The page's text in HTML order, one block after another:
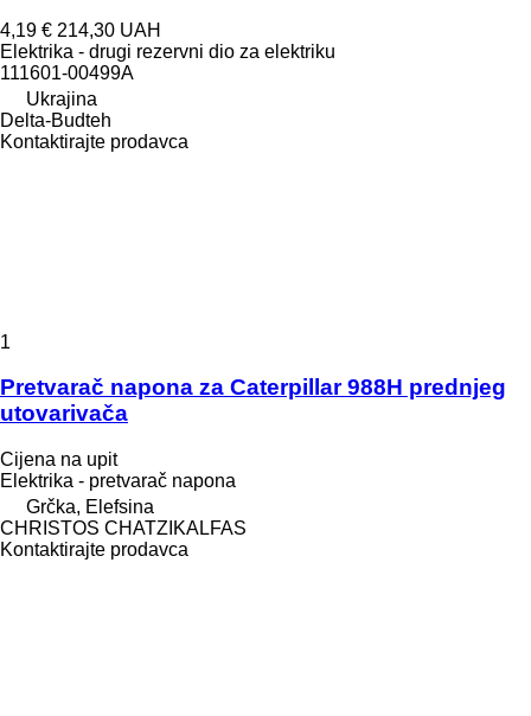
4,19 € 214,30 UAH
Elektrika - drugi rezervni dio za elektriku
111601-00499A
Ukrajina
Delta-Budteh
Kontaktirajte prodavca
1
Pretvarač napona za Caterpillar 988H prednjeg
utovarivača
Cijena na upit
Elektrika - pretvarač napona
Grčka, Elefsina
CHRISTOS CHATZIKALFAS
Kontaktirajte prodavca